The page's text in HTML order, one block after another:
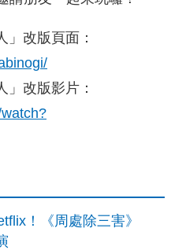
」改版頁面：
」改版影片：
！《周處除三害》